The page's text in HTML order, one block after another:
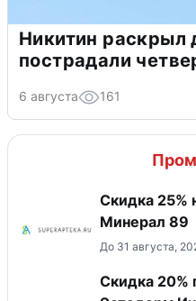
Никитин раскрыл
пострадали
6 августа 161
Скидка 25%
Минерал 89
До 31 августа,
Скидка 20%